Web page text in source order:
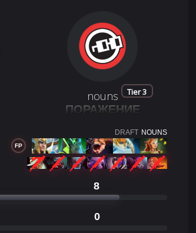
nouns Tier 3
ПОРАЖЕНИЕ
FP
DRAFT NOUNS
8
0